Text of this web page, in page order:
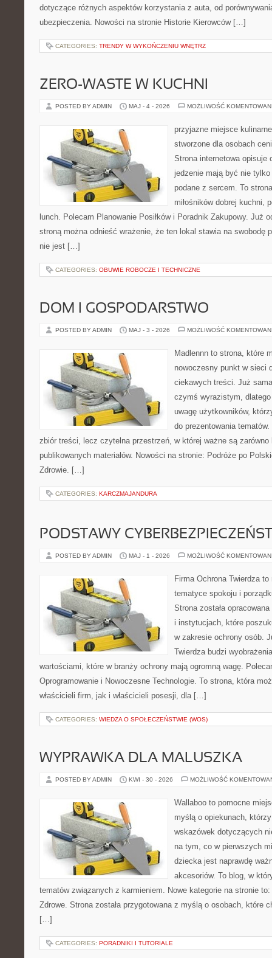
dotyczące różnych aspektów korzystania z auta, od
ubezpieczenia. Nowości na stronie Historie Kierowców […]
CATEGORIES: TRENDY W WYKOŃCZENIU WNĘTRZ
ZERO-WASTE W KUCHNI
POSTED BY ADMIN MAJ - 4 - 2026 MOŻLIWOŚĆ
przyjazne miejsce
stworzone dla osobach
Strona internetowa opisuje
jedzenie mają być nie
podane z sercem. To
miłośników dobrej kuchni,
lunch. Polecam Planowanie Posiłków i Poradnik Zakupowy. Już
stroną można odnieść wrażenie, że ten lokal stawia na swobodę
nie jest […]
CATEGORIES: OBUWIE ROBOCZE I TECHNICZNE
DOM I GOSPODARSTWO
POSTED BY ADMIN MAJ - 3 - 2026 MOŻLIWOŚĆ
Madlennn to strona, które
nowoczesny punkt w sieci
ciekawych treści. Już
czymś wyrazistym,
uwagę użytkowników,
do prezentowania
zbiór treści, lecz czytelna przestrzeń, w której ważne są
publikowanych materiałów. Nowości na stronie: Podróże po
Zdrowie. […]
CATEGORIES: KARCZMAJANDURA
PODSTAWY
POSTED BY ADMIN MAJ - 1 - 2026 MOŻLIWOŚĆ
Firma Ochrona Twierdza
tematyce spokoju i
Strona została
i instytucjach, które
w zakresie ochrony osób.
Twierdza budzi
wartościami, które w branży ochrony mają ogromną wagę.
Oprogramowanie i Nowoczesne Technologie. To strona, która
właścicieli firm, jak i właścicieli posesji, dla […]
CATEGORIES: WIEDZA O SPOŁECZEŃSTWIE (WOS)
WYPRAWKA DLA MALUSZKA
POSTED BY ADMIN KWI - 30 - 2026 MOŻLIWOŚĆ
Wallaboo to pomocne
myślą o opiekunach,
wskazówek dotyczących
na tym, co w pierwszych
dziecka jest naprawdę
akcesoriów. To blog, w
tematów związanych z karmieniem. Nowe kategorie na stronie
Zdrowe. Strona została przygotowana z myślą o osobach, które
[…]
CATEGORIES: PORADNIKI I TUTORIALE